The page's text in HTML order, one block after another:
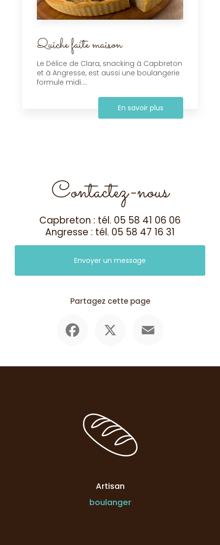
Quiche faite maison
Le Délice de Clara, snacking à Capbreton
et à Angresse, est aussi une boulangerie
formule midi....
En savoir plus
Contactez-nous
Capbreton : tél. 05 58 41 06 06
Angresse : tél. 05 58 47 16 31
Envoyer un message
Partagez cette page
Artisan
boulanger